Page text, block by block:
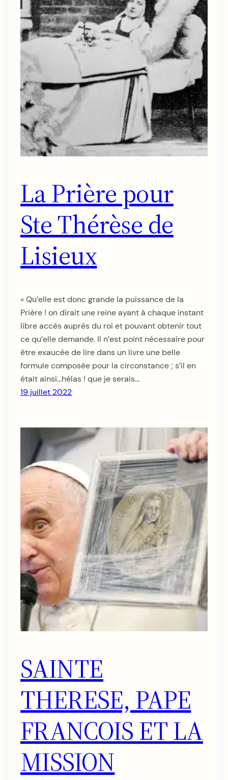
La Prière pour
Ste Thérèse de
Lisieux
« Qu’elle est donc grande la puissance de la
Prière ! on dirait une reine ayant à chaque instant
libre accès auprès du roi et pouvant obtenir tout
ce qu’elle demande. Il n’est point nécessaire pour
être exaucée de lire dans un livre une belle
formule composée pour la circonstance ; s’il en
était ainsi…hélas ! que je serais…
19 juillet 2022
SAINTE
THERESE, PAPE
FRANCOIS ET LA
MISSION